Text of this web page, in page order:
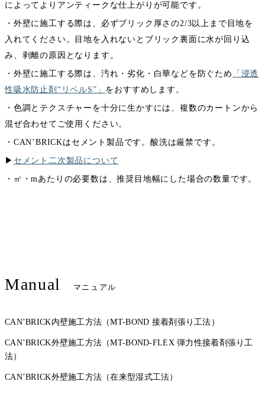
によってよりアンティークな仕上がりが可能です。
・外壁に施工する際は、必ずブリック厚さの2/3以上まで目地を
入れてください。目地を入れないとブリック裏面に水が回り込
み、剥離の原因となります。
・外壁に施工する際は、汚れ・劣化・白華などを防ぐため
「浸透
性吸水防止剤“リペルS”」 をおすすめします。
・色調とテクスチャーを十分に生かすには、複数のカートンから
混ぜ合わせてご使用ください。
・CAN’BRICKはセメント製品です。酸洗は厳禁です。
▶︎ セメント二次製品について
・㎡・mあたりの必要数は、推奨目地幅にした場合の数量です。
Manual マニュアル
CAN’BRICK内壁施工方法（MT-BOND 接着剤張り工法）
CAN’BRICK外壁施工方法（MT-BOND-FLEX 弾力性接着剤張り工
法）
CAN’BRICK外壁施工方法（在来型湿式工法）